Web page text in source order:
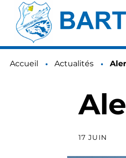
Accueil Actualités
17 JUIN